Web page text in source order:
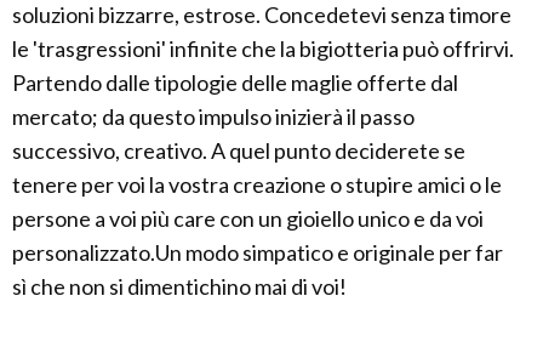
soluzioni bizzarre, estrose. Concedetevi senza timore
le 'trasgressioni' infinite che la bigiotteria può offrirvi.
Partendo dalle tipologie delle maglie offerte dal
mercato; da questo impulso inizierà il passo
successivo, creativo. A quel punto deciderete se
tenere per voi la vostra creazione o stupire amici o le
persone a voi più care con un gioiello unico e da voi
personalizzato.Un modo simpatico e originale per far
sì che non si dimentichino mai di voi!